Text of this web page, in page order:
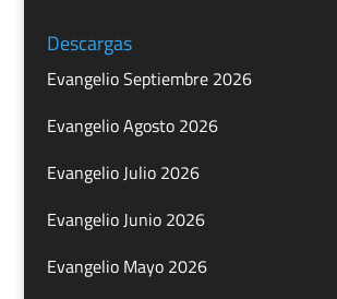
Descargas
Evangelio Septiembre 2026
Evangelio Agosto 2026
Evangelio Julio 2026
Evangelio Junio 2026
Evangelio Mayo 2026